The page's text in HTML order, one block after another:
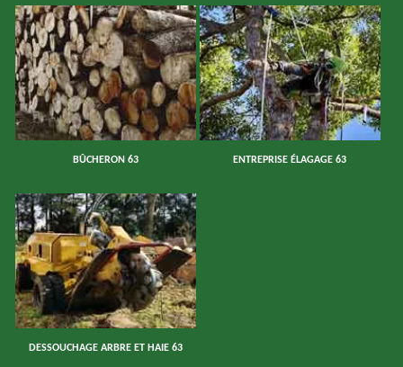
BÛCHERON 63 ENTREPRISE ÉLAGAGE 63
DESSOUCHAGE ARBRE ET HAIE 63